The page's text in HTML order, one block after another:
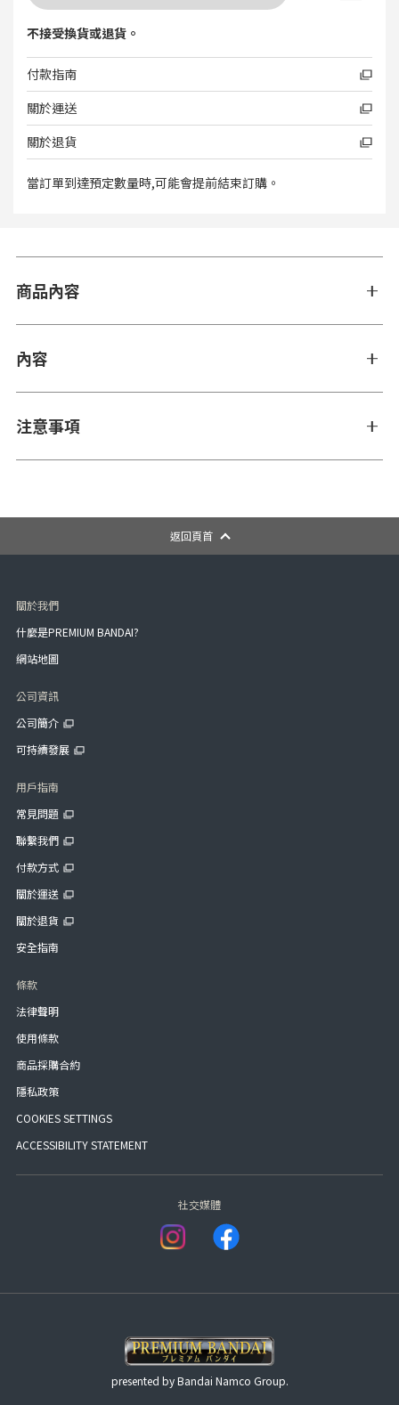
不接受換貨或退貨。
付款指南
關於運送
關於退貨
當訂單到達預定數量時,可能會提前結束訂購。
商品內容
內容
注意事項
返回頁首
關於我們
什麼是PREMIUM BANDAI?
網站地圖
公司資訊
公司簡介
可持續發展
用戶指南
常見問題
聯繫我們
付款方式
關於運送
關於退貨
安全指南
條款
法律聲明
使用條款
商品採購合約
隱私政策
COOKIES SETTINGS
ACCESSIBILITY STATEMENT
社交媒體
presented by Bandai Namco Group.